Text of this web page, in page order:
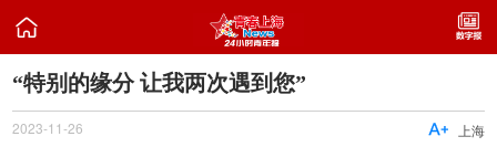

“特别的缘分 让我两次遇到您”
2023-11-26 上海
